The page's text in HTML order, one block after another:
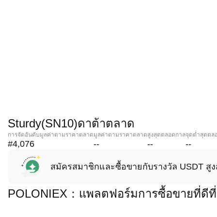
Sturdy(SN10)ดาต้าตลาด
การจัดอันดับมูลค่าตามราคาตลาด
#4,076
มูลค่าตามราคาตลาด
--
สูงสุดตลอดกาล
--
จุดต่ำสุดตล
--
สมัครสมาชิกและซื้อขายกับรางวัล USDT สู
POLONIEX：แพลตฟอร์มการซื้อขายที่ดี